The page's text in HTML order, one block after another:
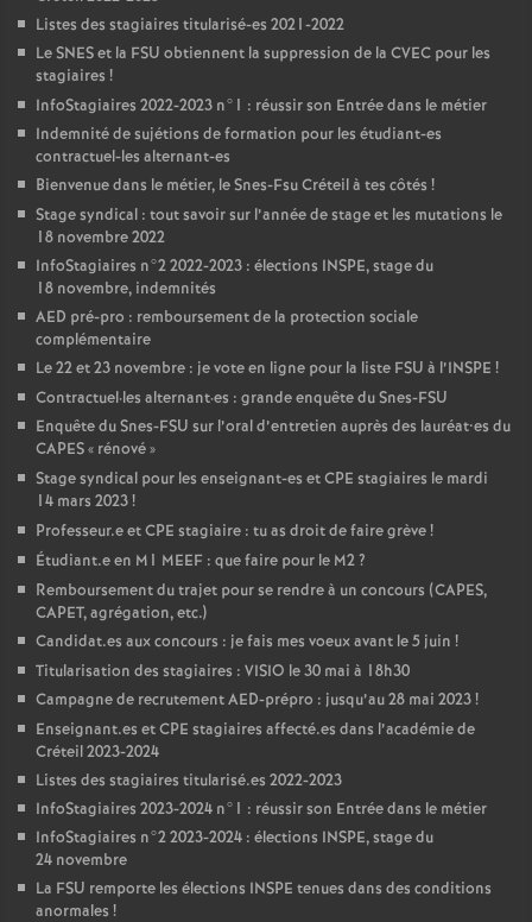
Listes des stagiaires titularisé-es 2021-2022
LeSNESet la FSU obtiennent la suppression de la CVEC pour les
stagiaires !
InfoStagiaires 2022-2023 n°1 : réussir son Entrée dans le métier
Indemnité de sujétions de formation pour les étudiant-es
contractuel-les alternant-es
Bienvenue dans le métier, le Snes-Fsu Créteil à tes côtés !
Stage syndical : tout savoir sur l’année de stage et les mutations le
18 novembre 2022
InfoStagiaires n°2 2022-2023 : élections INSPE, stage du
18 novembre, indemnités
AED pré-pro : remboursement de la protection sociale
complémentaire
Le 22 et 23 novembre : je vote en ligne pour la liste FSU à l’INSPE !
Contractuel·les alternant·es : grande enquête du Snes-FSU
Enquête du Snes-FSU sur l’oral d’entretien auprès des lauréat•es du
CAPES« rénové»
Stage syndical pour les enseignant-es etCPE stagiaires le mardi
14 mars 2023!
Professeur.e etCPE stagiaire : tu as droit de faire grève!
Étudiant.e en M1 MEEF : que faire pour le M2?
Remboursement du trajet pour se rendre à un concours (CAPES,
CAPET, agrégation, etc.)
Candidat.es aux concours : je fais mes voeux avant le 5 juin !
Titularisation des stagiaires : VISIO le 30 mai à 18h30
Campagne de recrutementAED-prépro : jusqu’au 28 mai 2023!
Enseignant.es etCPE stagiaires affecté.es dans l’académie de
Créteil 2023-2024
Listes des stagiaires titularisé.es 2022-2023
InfoStagiaires 2023-2024 n°1 : réussir son Entrée dans le métier
InfoStagiaires n°2 2023-2024 : élections INSPE, stage du
24 novembre
La FSU remporte les élections INSPE tenues dans des conditions
anormales !